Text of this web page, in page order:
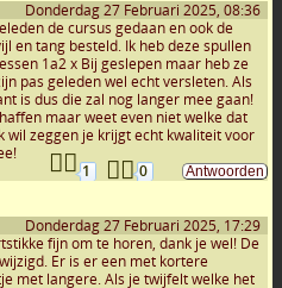
Donderdag 27 Februari 2025, 08:36
de cursus gedaan en ook de
en tang besteld. Ik heb deze spullen
1a2 x Bij geslepen maar heb ze
pas geleden wel echt versleten. Als
is dus die zal nog langer mee gaan!
maar weet even niet welke dat
wil zeggen je krijgt echt kwaliteit voor
1
0
Donderdag 27 Februari 2025, 17:29
fijn om te horen, dank je wel! De
Er is er een met kortere
met langere. Als je twijfelt welke het